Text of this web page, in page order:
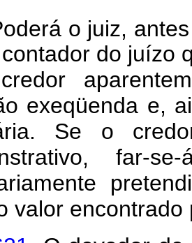
o juiz,
do juízo
exeqüenda e,
Se o
far-
valor encontrado